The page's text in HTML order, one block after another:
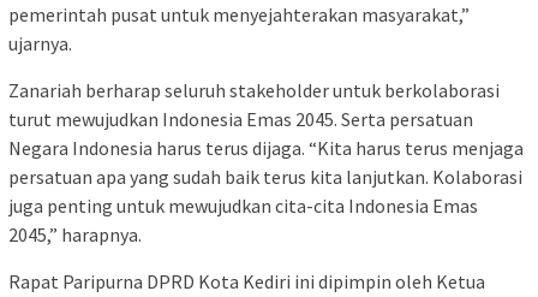
pemerintah pusat untuk menyejahterakan masyarakat,”
ujarnya.
Zanariah berharap seluruh stakeholder untuk berkolaborasi
turut mewujudkan Indonesia Emas 2045. Serta persatuan
Negara Indonesia harus terus dijaga. “Kita harus terus menjaga
persatuan apa yang sudah baik terus kita lanjutkan. Kolaborasi
juga penting untuk mewujudkan cita-cita Indonesia Emas
2045,” harapnya.
Rapat Paripurna DPRD Kota Kediri ini dipimpin oleh Ketua